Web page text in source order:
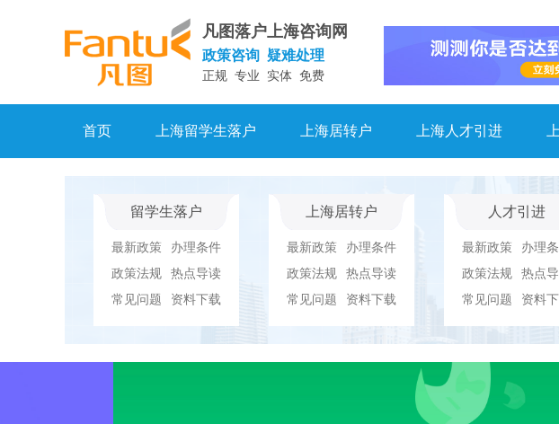
凡图落户上海咨询网
政策咨询 疑难处理
正规 专业 实体 免费
首页 上海留学生落户 上海居转户 上海人才引进
留学生落户
最新政策
办理条件
政策法规
热点导读
常见问题
资料下载
上海居转户
最新政策
办理条件
政策法规
热点导读
常见问题
资料下载
人才引进
最新政策
办理
政策法规
热点
常见问题
资料